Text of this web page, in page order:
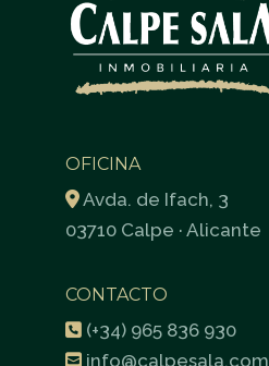
OFICINA
Avda. de Ifach, 3
03710 Calpe · Alicante
CONTACTO
(+34) 965 836 930
info@calpesala.com